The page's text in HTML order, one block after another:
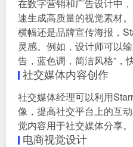
在数字营销和广告设计中
速生成高质量的视觉素材
横幅还是品牌宣传海报，
灵感。例如，设计师可以
告，蓝色调，简洁风格”，
社交媒体内容创作
社交媒体经理可以利用
像，提高社交平台上的互
觉内容用于社交媒体分享。
电商视觉设计